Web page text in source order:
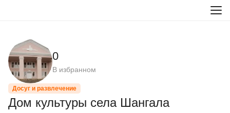
0
В избранном
Досуг и развлечение
Дом культуры села Шангала